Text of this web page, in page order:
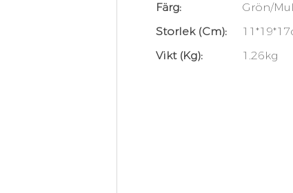
Färg:
Grön/
Storlek (cm):
Vikt (kg):
1.26kg